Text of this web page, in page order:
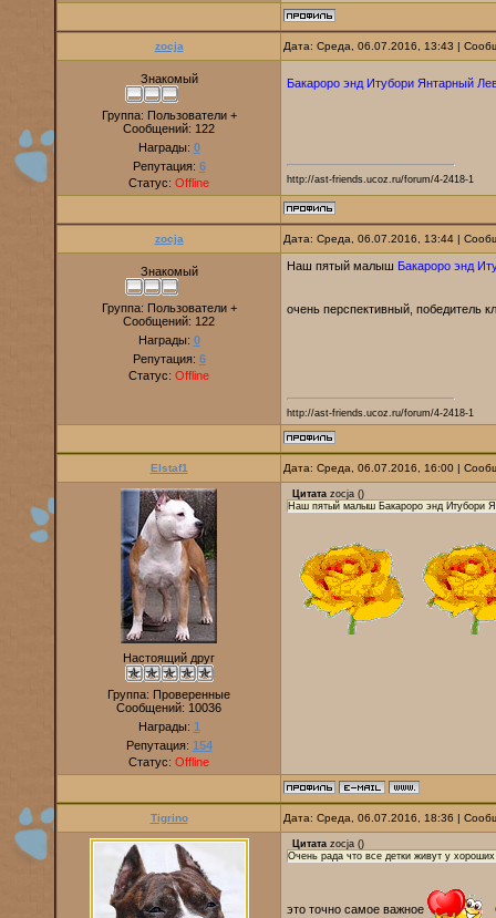
zocja Дата: Среда, 06.07.2016, 13:43 |
Знакомый
Группа: Пользователи +
Сообщений: 122
Награды: 0
Репутация: 6
Статус: Offline
Бакароро энд Итубори Янтарный
http://ast-friends.ucoz.ru/forum/4-2418-1
zocja Дата: Среда, 06.07.2016, 13:44 |
Знакомый
Группа: Пользователи +
Сообщений: 122
Награды: 0
Репутация: 6
Статус: Offline
Наш пятый малыш Бакароро энд
очень перспективный, победитель
http://ast-friends.ucoz.ru/forum/4-2418-1
Elstaf1 Дата: Среда, 06.07.2016, 16:00 |
Настоящий друг
Группа: Проверенные
Сообщений: 10036
Награды: 1
Репутация: 154
Статус: Offline
Цитата zocja ()
Наш пятый малыш Бакароро энд Итубори
Tigrino Дата: Среда, 06.07.2016, 18:36 |
Цитата zocja ()
Очень рада что все детки живут у
это точно самое важное